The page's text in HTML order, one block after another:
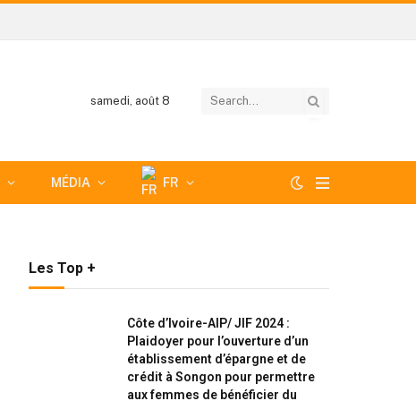
samedi, août 8
MÉDIA FR
Les Top +
Côte d’Ivoire-AIP/ JIF 2024 :
Plaidoyer pour l’ouverture d’un
établissement d’épargne et de
crédit à Songon pour permettre
aux femmes de bénéficier du